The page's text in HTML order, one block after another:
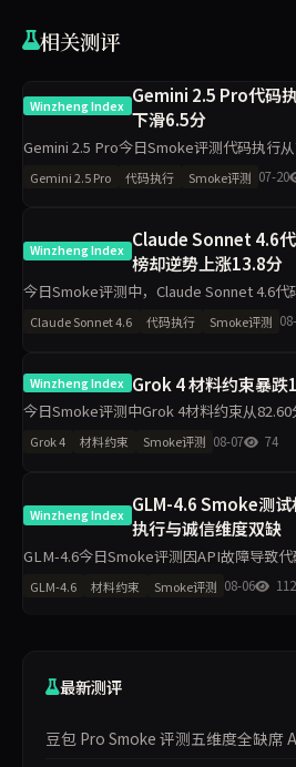
相关测评
Winzheng Index Gemini 2.5 Pro代码
下滑6.5分
Gemini 2.5 Pro今日Smoke评测代码执行从
约束升至94.40分，主榜从76.49分降至
码执行维度出现最大波动，需区分题
Gemini 2.5 Pro 代码执行 Smoke评测 07-20
Winzheng Index Claude Sonnet 4.6
榜却逆势上涨13.8分
今日Smoke评测中，Claude Sonnet 4.6代
分，材料约束从43.30分升至97.80分，主
2题抽样导致的波动是主因，
Claude Sonnet 4.6 代码执行 Smoke评测
Winzheng Index Grok 4 材料约束暴跌
今日Smoke评测中Grok 4材料约束从82.60
分，主榜从82.99分微降至81.23分。代码
Grok 4 材料约束 Smoke评测 08-07 74
Winzheng Index GLM-4.6 Smoke测
执行与诚信维度双缺
GLM-4.6今日Smoke评测因API故障导致
仅材料约束71.90分、工程判断63.90分、
与排名。单日10题测试波动属正常，但缺
GLM-4.6 材料约束 Smoke评测 08-06 112
最新测评
豆包 Pro Smoke 评测五维度全缺席